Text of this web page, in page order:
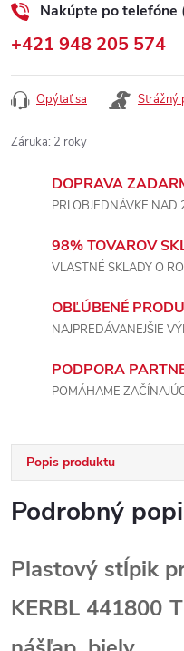
Nakúpte po
+421 948 205 574
Opýtať sa Strážný
Záruka: 2 roky
DOPRAVA
PRI OBJEDNÁVKE
98% TOVAROV
VLASTNÉ SKLADY O
OBĽÚBENÉ
NAJPREDÁVANEJŠIE
PODPORA
POMÁHAME
Popis produktu
Podrobný
Plastový stĺpik
KERBL 441800